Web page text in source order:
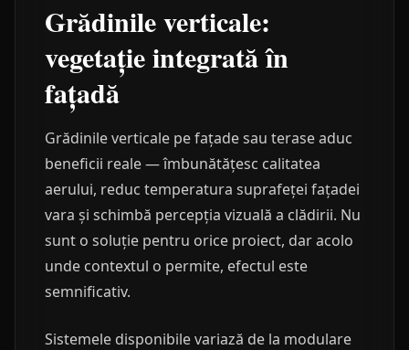
Grădinile verticale:
vegetație integrată în
fațadă
Grădinile verticale pe fațade sau terase aduc
beneficii reale — îmbunătățesc calitatea
aerului, reduc temperatura suprafeței fațadei
vara și schimbă percepția vizuală a clădirii. Nu
sunt o soluție pentru orice proiect, dar acolo
unde contextul o permite, efectul este
semnificativ.
Sistemele disponibile variază de la modulare